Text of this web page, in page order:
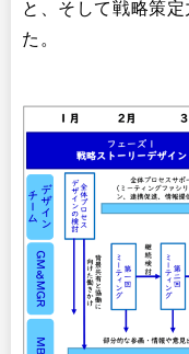
と、そして戦略策
た。